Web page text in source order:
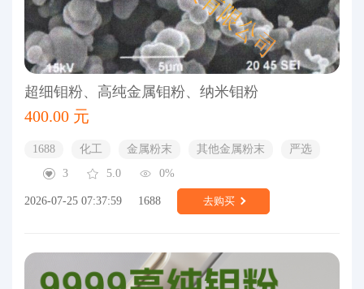
超细钼粉、高纯金属钼粉、纳米钼粉
400.00 元
1688 化工 金属粉末 其他金属粉末
严选
3
5.0 0%
2026-07-25 07:37:59 1688 去购买